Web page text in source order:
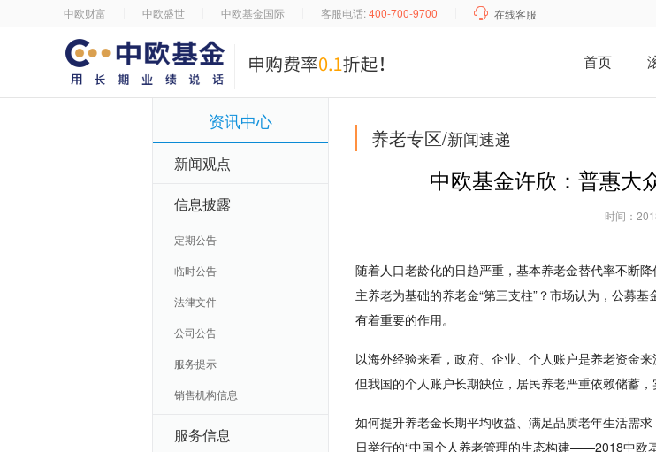
中欧财富 中欧盛世 中欧基金国际 客服电话:400-700-9700  在线客服
首页
资讯中心
新闻观点
信息披露
定期公告
临时公告
法律文件
公司公告
服务提示
销售机构信息
服务信息
养老专区/新闻速递
中欧基金许欣：普惠大
时间：
随着人口老龄化的日趋严重，基本养老金替代率不断
主养老为基础的养老金“第三支柱”？市场认为，公募
有着重要的作用。
以海外经验来看，政府、企业、个人账户是养老资金
但我国的个人账户长期缺位，居民养老严重依赖储蓄，
如何提升养老金长期平均收益、满足品质老年生活需
日举行的“中国个人养老管理的生态构建——2018中欧